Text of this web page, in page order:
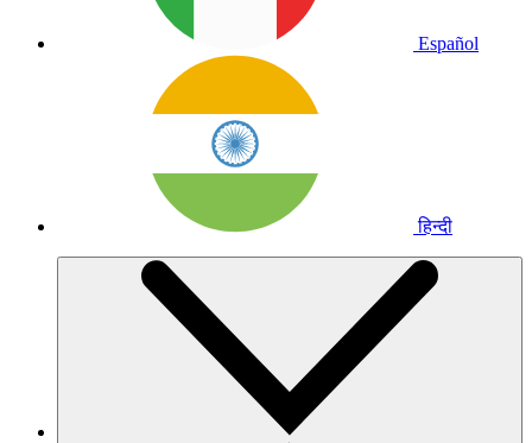
Español
हिन्दी